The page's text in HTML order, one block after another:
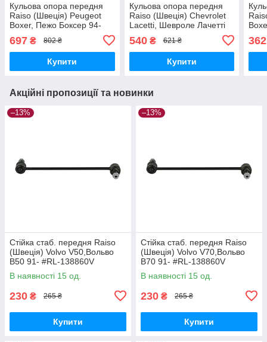
Кульова опора передня
Raiso (Швеція) Peugeot
Boxer, Пежо Боксер 94-
#RL-130047F UAJUMIB17
697 ₴ 802 ₴
Купити
Кульова опора передня
Raiso (Швеція) Chevrolet
Lacetti, Шевроле Лачетті
UAYNRSY17
540₴ 621 ₴
Купити
362
Акційні пропозиції та новинки
–13%
Стійка стаб. передня Raiso
(Швеція) Volvo V50,Вольво
В50 91- #RL-138860V
UAYYIOR17
В наявності 15 од.
230 ₴ 265 ₴
Купити
–13%
Стійка стаб. передня Raiso
(Швеція) Volvo V70,Вольво
В70 91- #RL-138860V
UAPVVRP17
В наявності 15 од.
230 ₴ 265 ₴
Купити